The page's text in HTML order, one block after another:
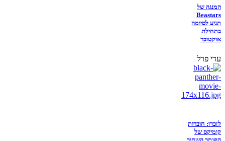
המנגה של
Beastars
תגיע לסיומה
בתחילת
אוקטובר
עדי פרל
לזכרו: חוברות
קומיקס של